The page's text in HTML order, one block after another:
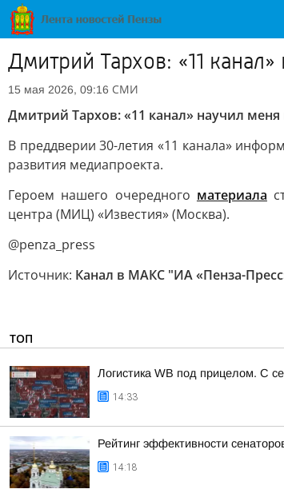
Дмитрий Тархов: «11
15 мая 2026, 09:16 СМИ
Дмитрий Тархов: «11 канал» научил меня
В преддверии 30-летия «11 канала»
развития медиапроекта.
Героем нашего очередного материала
центра (МИЦ) «Известия» (Москва).
@penza_press
Источник: Канал в МАКС "ИА «Пенза-
ТОП
Логистика WB под прицелом. С
14:33
Рейтинг эффективности
14:18